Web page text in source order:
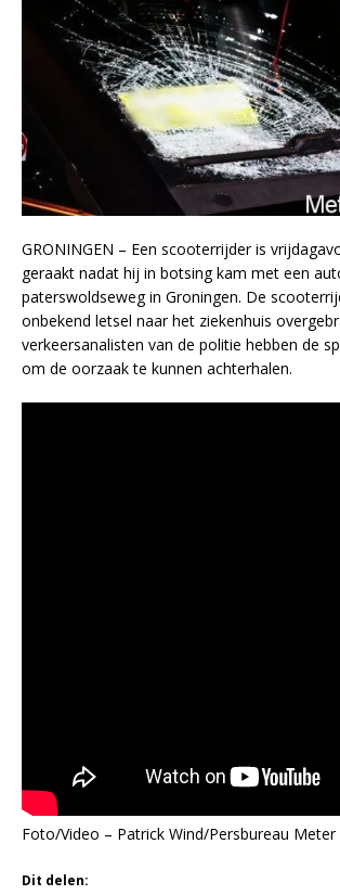
GRONINGEN – Een scooterrijder is
geraakt nadat hij in botsing kam met een
paterswoldseweg in Groningen. De
onbekend letsel naar het ziekenhuis
verkeersanalisten van de politie hebben de
om de oorzaak te kunnen achterhalen.
Foto/Video – Patrick Wind/Persbureau Meter
Dit delen: